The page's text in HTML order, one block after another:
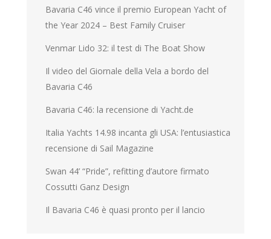
Bavaria C46 vince il premio European Yacht of
the Year 2024 – Best Family Cruiser
Venmar Lido 32: il test di The Boat Show
Il video del Giornale della Vela a bordo del
Bavaria C46
Bavaria C46: la recensione di Yacht.de
Italia Yachts 14.98 incanta gli USA: l’entusiastica
recensione di Sail Magazine
Swan 44’ “Pride”, refitting d’autore firmato
Cossutti Ganz Design
Il Bavaria C46 è quasi pronto per il lancio